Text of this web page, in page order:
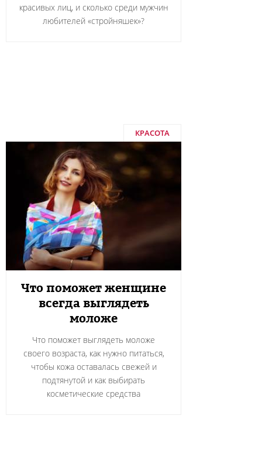
красивых лиц, и сколько среди мужчин
любителей «стройняшек»?
КРАСОТА
Что поможет женщине
всегда выглядеть
моложе
Что поможет выглядеть моложе
своего возраста, как нужно питаться,
чтобы кожа оставалась свежей и
подтянутой и как выбирать
косметические средства